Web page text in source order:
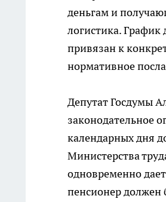
деньгам и
логистика. График
привязан к
нормативное
Депутат Госдумы
законодательное
календарных дня
Министерства
одновременно
пенсионер должен